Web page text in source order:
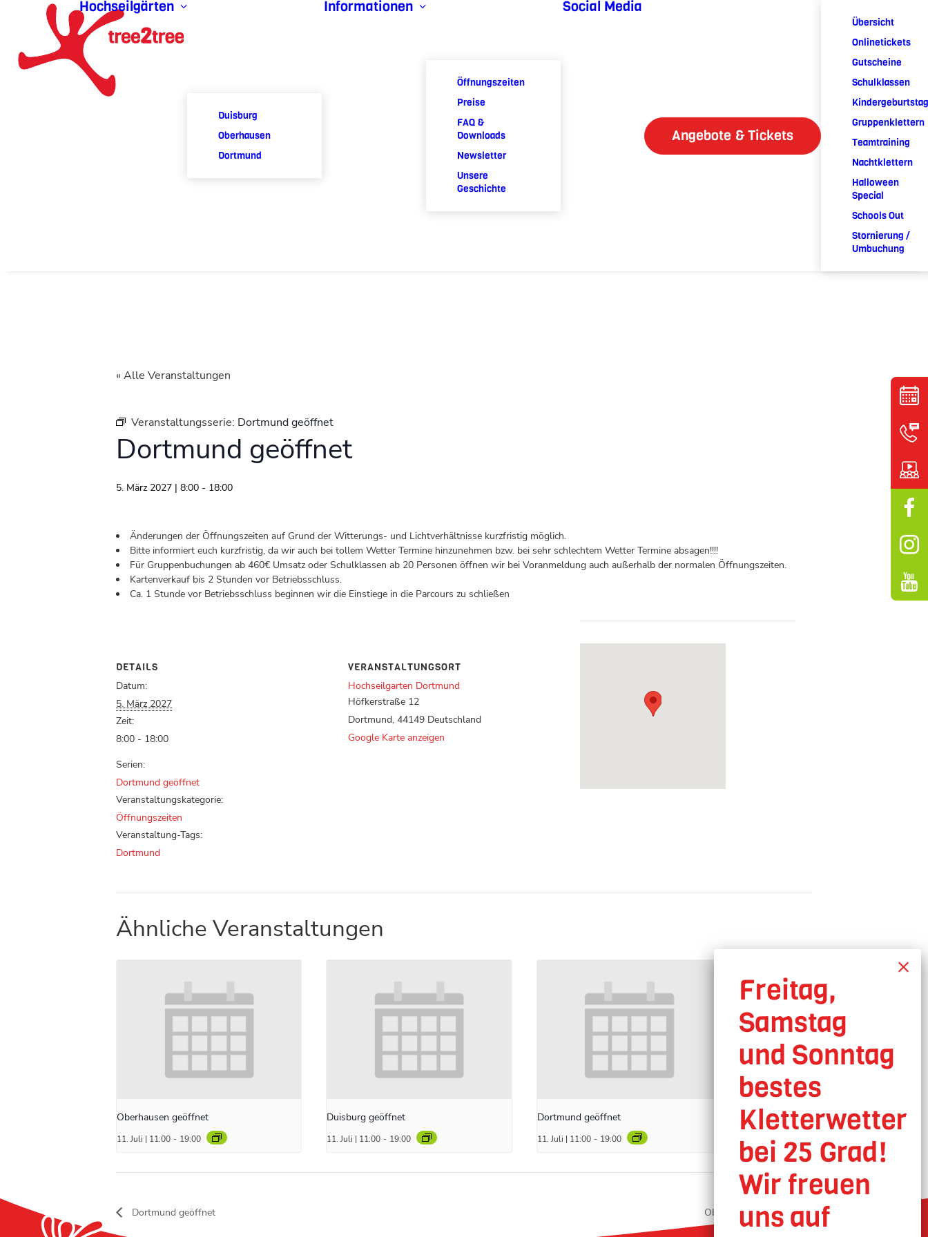
Hochseilgärten
Duisburg
Oberhausen
Dortmund
Informationen
Öffnungszeiten
Preise
FAQ &
Downloads
Newsletter
Unsere
Geschichte
Social Media
Angebote & Tickets
Übersicht
Onlinetickets
Gutscheine
Schulklassen
Kindergeburtstag
Gruppenklettern
Teamtraining
Nachtklettern
Halloween
Special
Schools Out
Stornierung /
Umbuchung
« Alle Veranstaltungen
Veranstaltungsserie: Dortmund geöffnet
Dortmund geöffnet
5. März 2027 | 8:00 - 18:00
Änderungen der Öffnungszeiten auf Grund der Witterungs- und Lichtverhältnisse kurzfristig möglich.
Bitte informiert euch kurzfristig, da wir auch bei tollem Wetter Termine hinzunehmen bzw. bei sehr schlechtem Wetter Termine absagen!!!!
Für Gruppenbuchungen ab 460€ Umsatz oder Schulklassen ab 20 Personen öffnen wir bei Voranmeldung auch außerhalb der normalen Öffnungszeiten.
Kartenverkauf bis 2 Stunden vor Betriebsschluss.
Ca. 1 Stunde vor Betriebsschluss beginnen wir die Einstiege in die Parcours zu schließen
DETAILS
Datum:
5. März 2027
Zeit:
8:00 - 18:00
Serien:
Dortmund geöffnet
Veranstaltungskategorie:
Öffnungszeiten
Veranstaltung-Tags:
Dortmund
VERANSTALTUNGSORT
Hochseilgarten Dortmund
Höfkerstraße 12
Dortmund, 44149 Deutschland
Google Karte anzeigen
Ähnliche Veranstaltungen
Oberhausen geöffnet
11. Juli | 11:00 - 19:00
Duisburg geöffnet
11. Juli | 11:00 - 19:00
Dortmund geöffnet
11. Juli | 11:00 - 19:00
Dortmund geöffnet Oberhausen geöffnet